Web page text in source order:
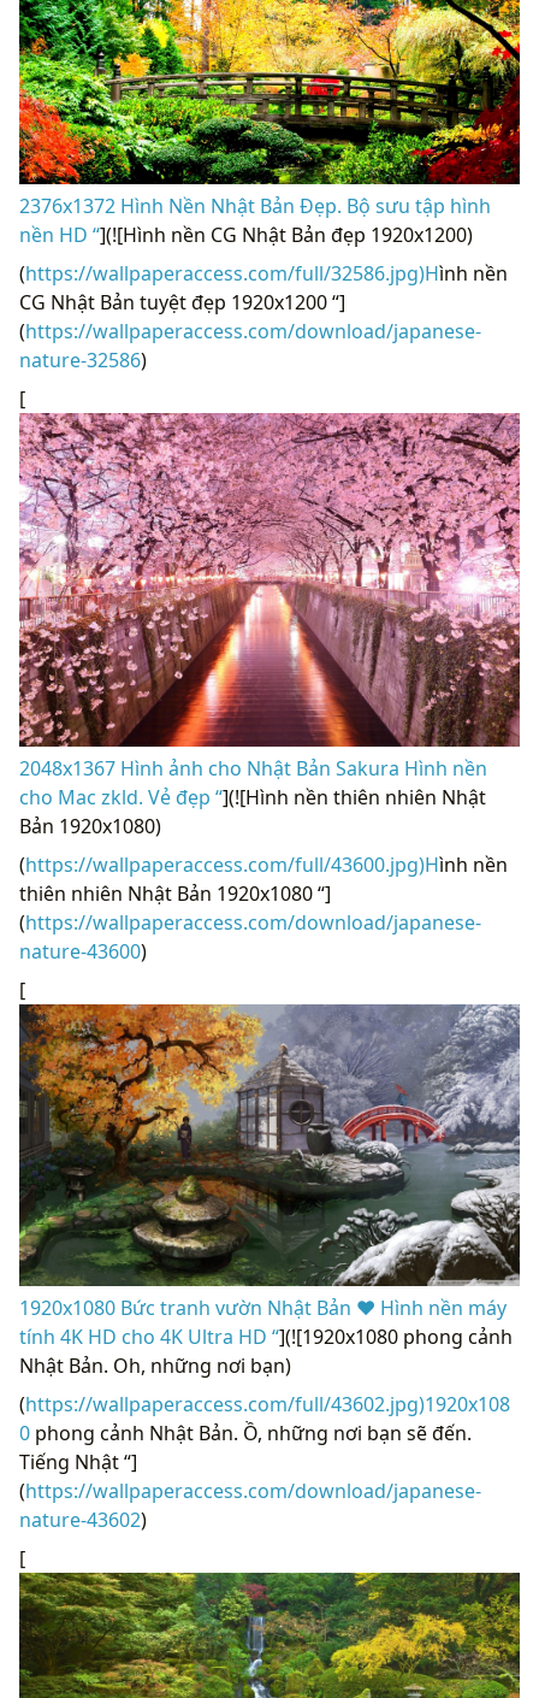
2376x1372 Hình Nền Nhật Bản Đẹp. Bộ sưu tập hình
nền HD “](![Hình nền CG Nhật Bản đẹp 1920x1200)
(https://wallpaperaccess.com/full/32586.jpg)Hình nền
CG Nhật Bản tuyệt đẹp 1920x1200 “]
(https://wallpaperaccess.com/download/japanese-
nature-32586)
[
2048x1367 Hình ảnh cho Nhật Bản Sakura Hình nền
cho Mac zkld. Vẻ đẹp “](![Hình nền thiên nhiên Nhật
Bản 1920x1080)
(https://wallpaperaccess.com/full/43600.jpg)H
thiên nhiên Nhật Bản 1920x1080 “]
(https://wallpaperaccess.com/download/japanese-
nature-43600)
[
1920x1080 Bức tranh vườn Nhật Bản ❤ Hình nền máy
tính 4K HD cho 4K Ultra HD “](![1920x1080 phong cảnh
Nhật Bản. Oh, những nơi bạn)
(https://wallpaperaccess.com/full/43602.jpg)1920x108
0phong cảnh Nhật Bản. Ồ, những nơi bạn sẽ đến.
Tiếng Nhật “]
(https://wallpaperaccess.com/download/japanese-
nature-43602)
[